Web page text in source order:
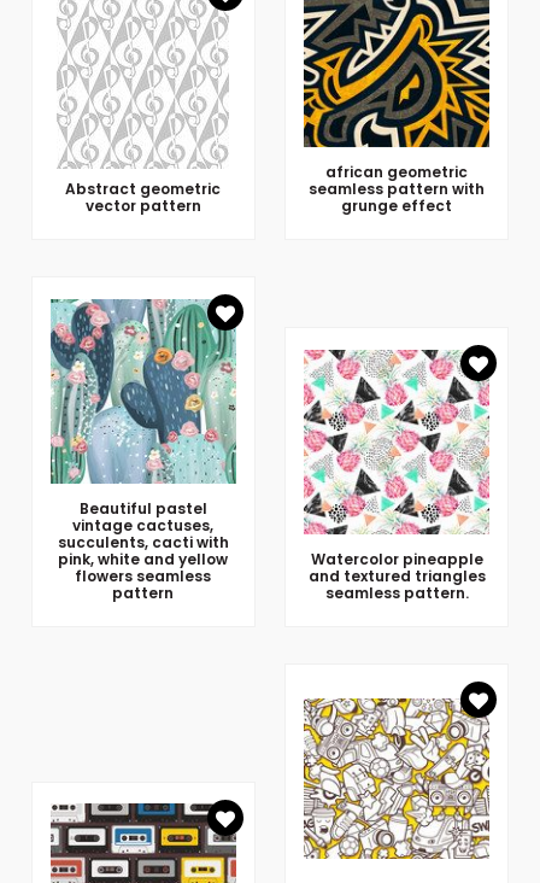
Abstract geometric
vector pattern
african geometric
seamless pattern with
grunge effect
Beautiful pastel
vintage cactuses,
succulents, cacti with
pink, white and yellow
flowers seamless
pattern
Watercolor pineapple
and textured triangles
seamless pattern.